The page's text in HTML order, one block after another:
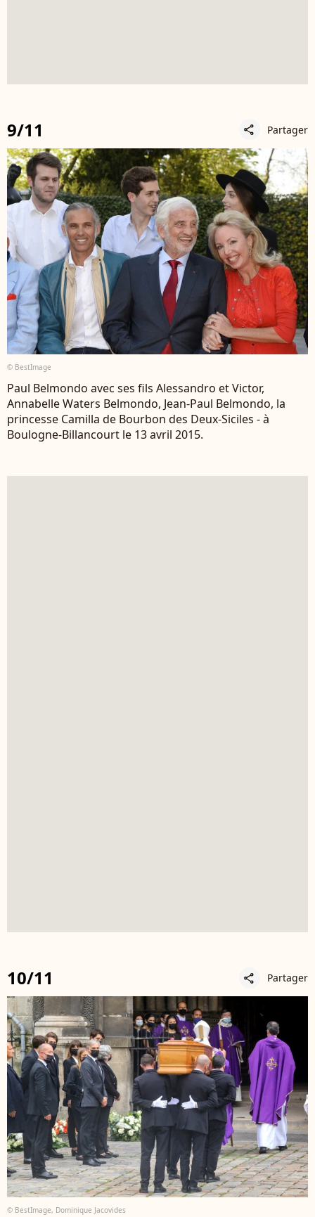
9/11 share Partager
© BestImage
Paul Belmondo avec ses fils Alessandro et Victor,
Annabelle Waters Belmondo, Jean-Paul Belmondo, la
princesse Camilla de Bourbon des Deux-Siciles - à
Boulogne-Billancourt le 13 avril 2015.
10/11 share Partager
© BestImage, Dominique Jacovides